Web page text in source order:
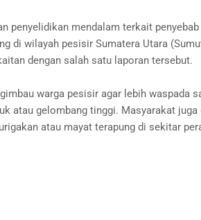
penyelidikan mendalam terkait
di wilayah pesisir Sumatera Utara
dengan salah satu laporan tersebut.
warga pesisir agar lebih waspada
atau gelombang tinggi. Masyarakat juga
atau mayat terapung di sekitar